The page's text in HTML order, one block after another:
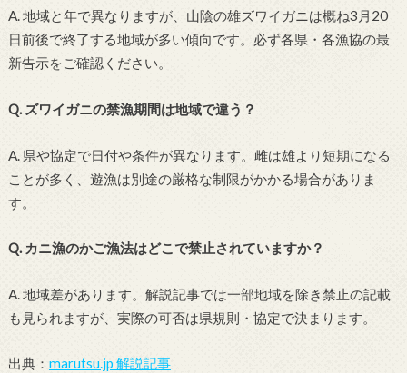
A. 地域と年で異なりますが、山陰の雄ズワイガニは概ね3月20
日前後で終了する地域が多い傾向です。必ず各県・各漁協の最
新告示をご確認ください。
Q. ズワイガニの禁漁期間は地域で違う？
A. 県や協定で日付や条件が異なります。雌は雄より短期になる
ことが多く、遊漁は別途の厳格な制限がかかる場合がありま
す。
Q. カニ漁のかご漁法はどこで禁止されていますか？
A. 地域差があります。解説記事では一部地域を除き禁止の記載
も見られますが、実際の可否は県規則・協定で決まります。
出典： marutsu.jp 解説記事